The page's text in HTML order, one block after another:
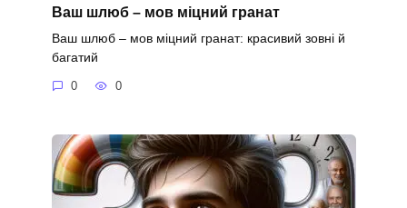
Ваш шлюб – мов міцний гранат
Ваш шлюб – мов міцний гранат: красивий зовні й
багатий
0 0